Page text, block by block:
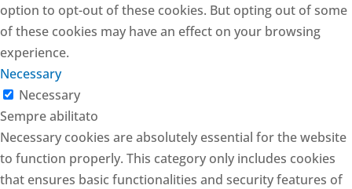
option to opt-out of these cookies. But opting out of some
of these cookies may have an effect on your browsing
experience.
Necessary
Necessary
Sempre abilitato
Necessary cookies are absolutely essential for the website
to function properly. This category only includes cookies
that ensures basic functionalities and security features of